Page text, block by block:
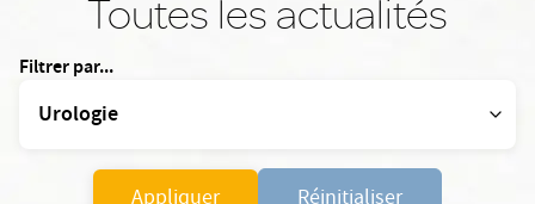
Toutes les actualités
Filtrer par...